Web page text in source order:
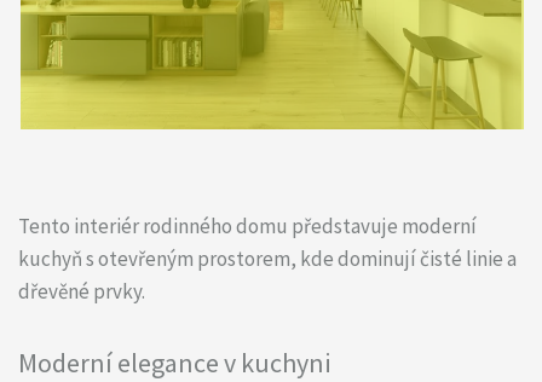
Tento interiér rodinného domu představuje moderní
kuchyň s otevřeným prostorem, kde dominují čisté linie a
dřevěné prvky.
Moderní elegance v kuchyni